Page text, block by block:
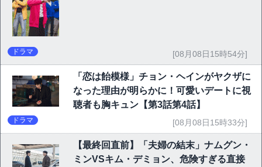
ドラマ [08月08日15時54分]
「恋は飴模様」チョン・ヘインがヤクザに
なった理由が明らかに！可愛いデートに視
聴者も胸キュン【第3話第4話】
ドラマ [08月08日15時33分]
【最終回直前】「夫婦の結末」ナムグン・
ミンVSキム・デミョン、危険すぎる直接